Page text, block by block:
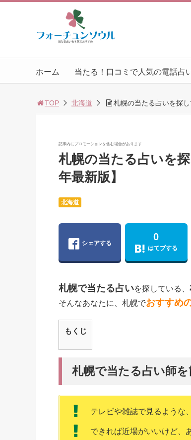
ホーム 当たる！口コミで人気の電話占
TOP 北海道 札幌の当たる占いを探
記事内にプロモーションを含む場合があります
札幌の当たる占いを
年最新版】
北海道
シェアする
0
はてブする
札幌で当たる占いを探している、
そんなあなたに、札幌でおすすめ
もくじ
札幌で当たる占い師
テレビや雑誌で見るような
できれば近場がいいけど、